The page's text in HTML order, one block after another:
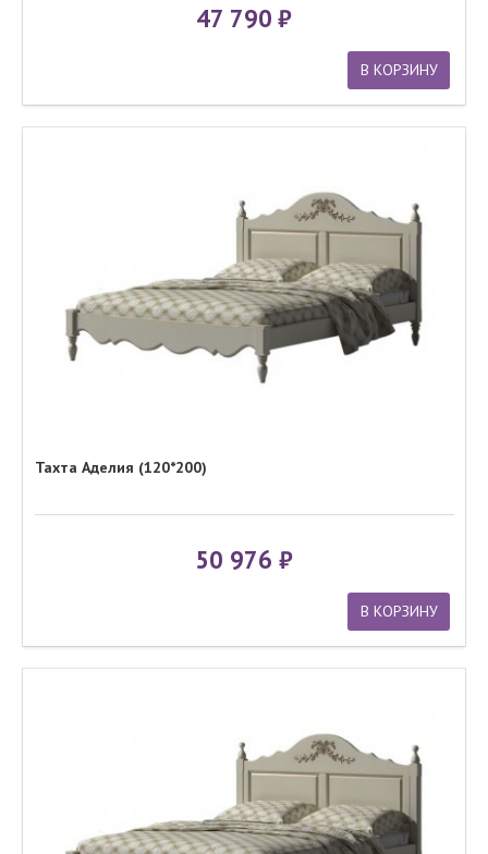
47 790
В КОРЗИНУ
Тахта Аделия (120*200)
50 976
В КОРЗИНУ